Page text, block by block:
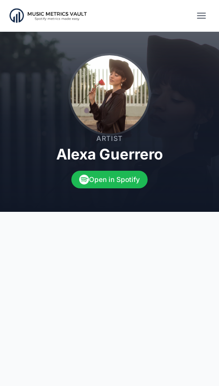
ARTIST
Alexa Guerrero
Open in Spotify